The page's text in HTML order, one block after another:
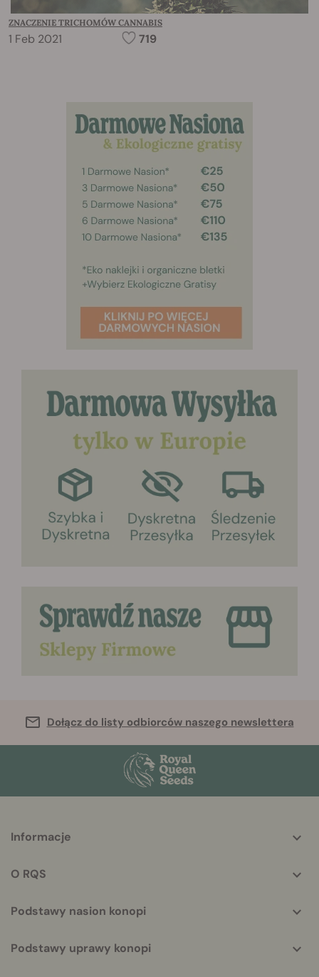
ZNACZENIE TRICHOMÓW CANNABIS
1 Feb 2021 719
Dołącz do listy odbiorców naszego newslettera
helpful
Informacje
O RQS
Podstawy nasion konopi
Podstawy uprawy konopi